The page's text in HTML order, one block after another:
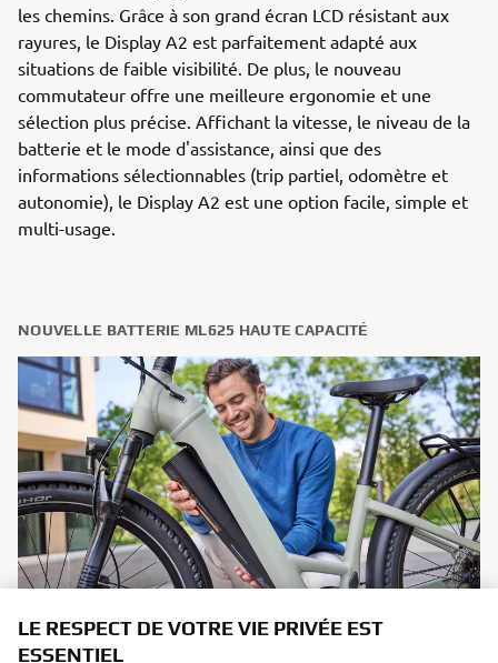
les chemins. Grâce à son grand écran LCD résistant aux
rayures, le Display A2 est parfaitement adapté aux
situations de faible visibilité. De plus, le nouveau
commutateur offre une meilleure ergonomie et une
sélection plus précise. Affichant la vitesse, le niveau de la
batterie et le mode d'assistance, ainsi que des
informations sélectionnables (trip partiel, odomètre et
autonomie), le Display A2 est une option facile, simple et
multi-usage.
NOUVELLE BATTERIE ML625 HAUTE CAPACITÉ
LE RESPECT DE VOTRE VIE PRIVÉE EST
ESSENTIEL